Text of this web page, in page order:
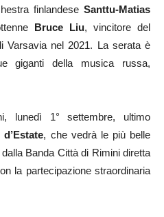
finlandese Santtu-Matias
Bruce Liu, vincitore del
Varsavia nel 2021. La serata è
giganti della musica russa,
lunedì 1° settembre, ultimo
, che vedrà le più belle
Banda Città di Rimini diretta
la partecipazione straordinaria